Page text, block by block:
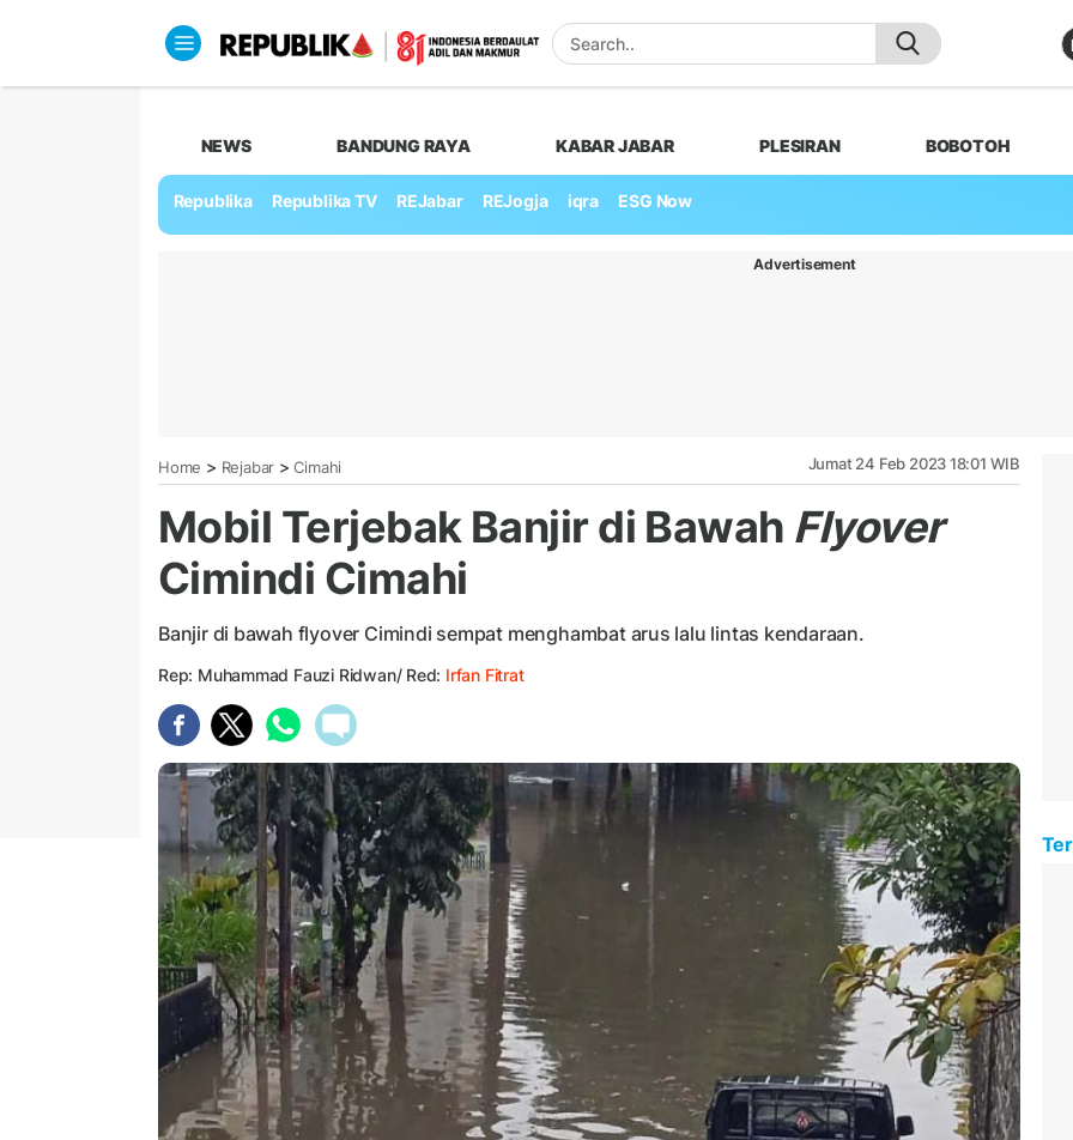
NEWS BANDUNG RAYA KABAR JABAR PLESIRAN BOBOTOH
Republika Republika TV REJabar REJogja iqra ESG Now
Advertisement
Home > Rejabar > Cimahi Jumat 24 Feb 2023 18:01 WIB
Mobil Terjebak Banjir di Bawah Flyover
Cimindi Cimahi
Banjir di bawah flyover Cimindi sempat menghambat arus lalu lintas kendaraan.
Rep: Muhammad Fauzi Ridwan/ Red: Irfan Fitrat